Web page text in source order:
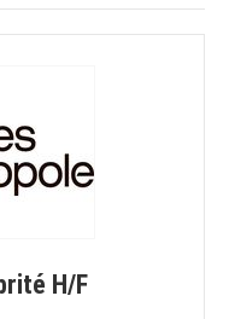
H/F